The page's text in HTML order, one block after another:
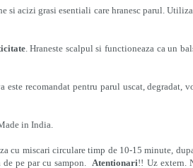
si acizi grasi esentiali care hranesc parul.
. Hraneste scalpul si functioneaza ca un
recomandat pentru parul uscat,
in India.
cu miscari circulare timp de 10-15 minute,
de pe par cu sampon.Atentionari!! Uz extern.